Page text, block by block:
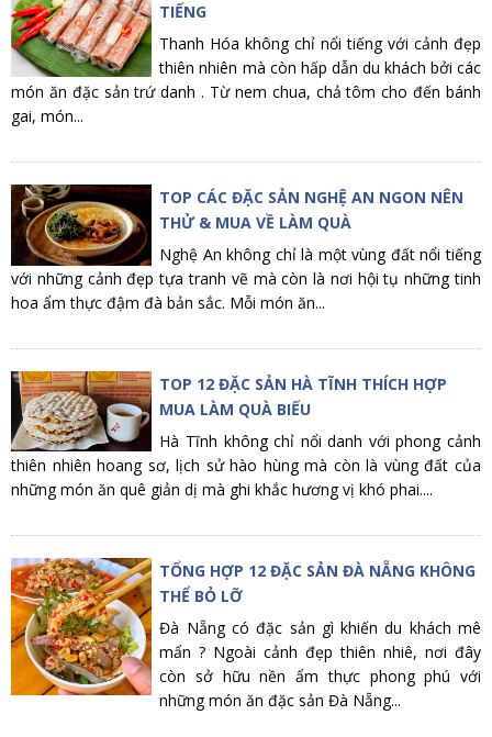
TIẾNG
Thanh Hóa không chỉ nổi tiếng với cảnh đẹp
thiên nhiên mà còn hấp dẫn du khách bởi các
món ăn đặc sản trứ danh . Từ nem chua, chả tôm cho đến bánh
gai, món...
TOP CÁC ĐẶC SẢN NGHỆ AN NGON NÊN
THỬ & MUA VỀ LÀM QUÀ
Nghệ An không chỉ là một vùng đất nổi tiếng
với những cảnh đẹp tựa tranh vẽ mà còn là nơi hội tụ những tinh
hoa ẩm thực đậm đà bản sắc. Mỗi món ăn...
TOP 12 ĐẶC SẢN HÀ TĨNH THÍCH HỢP
MUA LÀM QUÀ BIẾU
Hà Tĩnh không chỉ nổi danh với phong cảnh
thiên nhiên hoang sơ, lịch sử hào hùng mà còn là vùng đất của
những món ăn quê giản dị mà ghi khắc hương vị khó phai....
TỔNG HỢP 12 ĐẶC SẢN ĐÀ NẴNG KHÔNG
THỂ BỎ LỠ
Đà Nẵng có đặc sản gì khiến du khách mê
mẩn ? Ngoài cảnh đẹp thiên nhiê, nơi đây
còn sở hữu nền ẩm thực phong phú với
những món ăn đặc sản Đà Nẵng...